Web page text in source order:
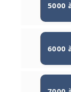
5000
6000